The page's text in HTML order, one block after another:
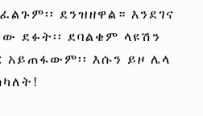
ደንዝዘዋል። እንደገና
ደፉት፡፡ ደባልቄም ላዩሽን
እሱን ይዞ ሌላ